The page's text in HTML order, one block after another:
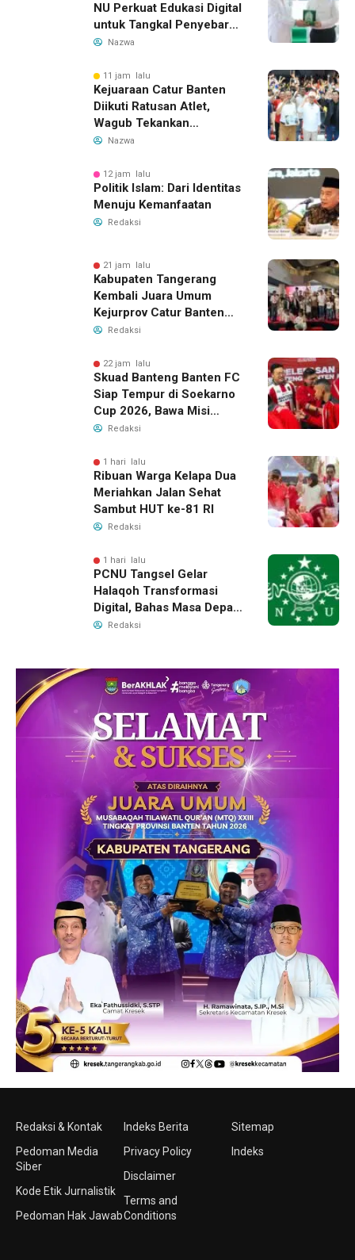
NU Perkuat Edukasi Digital
untuk Tangkal Penyebaran
Hoaks
Nazwa
11 jam lalu
Kejuaraan Catur Banten
Diikuti Ratusan Atlet,
Wagub Tekankan
Pembinaan Dini
Nazwa
12 jam lalu
Politik Islam: Dari Identitas
Menuju Kemanfaatan
Redaksi
21 jam lalu
Kabupaten Tangerang
Kembali Juara Umum
Kejurprov Catur Banten
2026, Raih 24 Medali
Redaksi
22 jam lalu
Skuad Banteng Banten FC
Siap Tempur di Soekarno
Cup 2026, Bawa Misi
Harumkan Nama Banten
Redaksi
1 hari lalu
Ribuan Warga Kelapa Dua
Meriahkan Jalan Sehat
Sambut HUT ke-81 RI
Redaksi
1 hari lalu
PCNU Tangsel Gelar
Halaqoh Transformasi
Digital, Bahas Masa Depan
NU di Era Disrupsi
Redaksi
Redaksi & Kontak
Pedoman Media
Siber
Kode Etik Jurnalistik
Pedoman Hak Jawab
Indeks Berita
Privacy Policy
Disclaimer
Terms and
Conditions
Sitemap
Indeks